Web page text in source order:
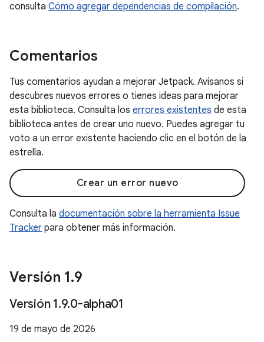
consulta Cómo agregar dependencias de compilación.
Comentarios
Tus comentarios ayudan a mejorar Jetpack. Avísanos si
descubres nuevos errores o tienes ideas para mejorar
esta biblioteca. Consulta los errores existentes de esta
biblioteca antes de crear uno nuevo. Puedes agregar tu
voto a un error existente haciendo clic en el botón de la
estrella.
Crear un error nuevo
Consulta la documentación sobre la herramienta Issue
Tracker para obtener más información.
Versión 1.9
Versión 1.9.0-alpha01
19 de mayo de 2026